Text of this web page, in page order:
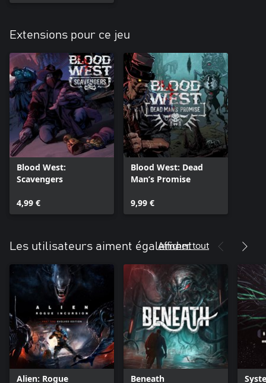
Extensions pour ce jeu
Blood West:
Scavengers
4,99 €
Blood West: Dead
Man’s Promise
9,99 €
Les utilisateurs aiment également
Afficher tout
Alien: Rogue Beneath